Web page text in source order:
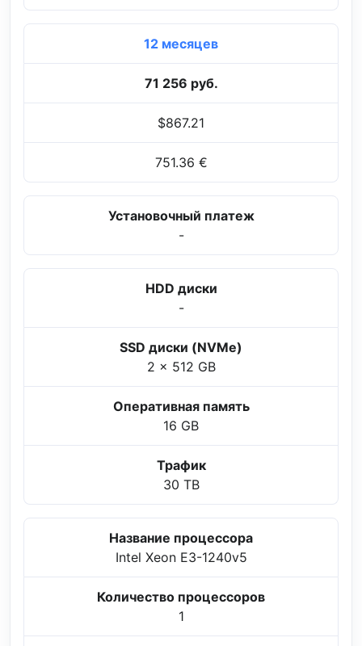
12 месяцев
71 256 руб.
$867.21
751.36 €
Установочный платеж
-
HDD диски
-
SSD диски (NVMe)
2 x 512 GB
Оперативная память
16 GB
Трафик
30 TB
Название процессора
Intel Xeon E3-1240v5
Количество процессоров
1